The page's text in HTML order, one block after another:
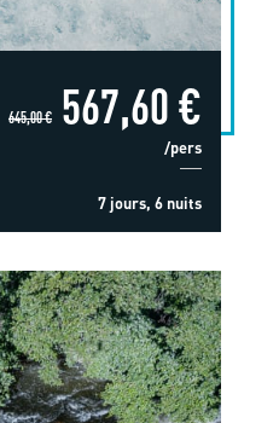
645,00 € 567,60 €
/pers
7 jours, 6 nuits